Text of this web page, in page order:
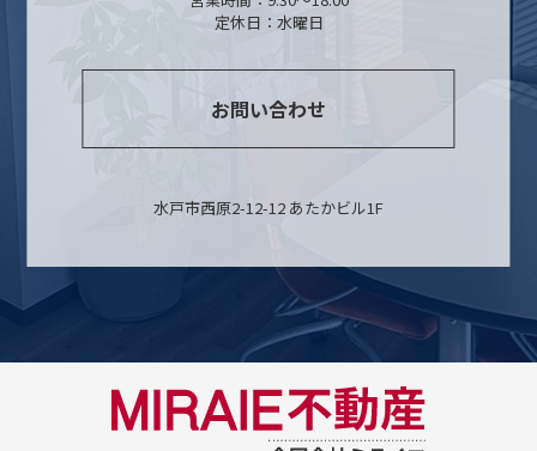
定休日：水曜日
お問い合わせ
水戸市西原2-12-12 あたかビル1F